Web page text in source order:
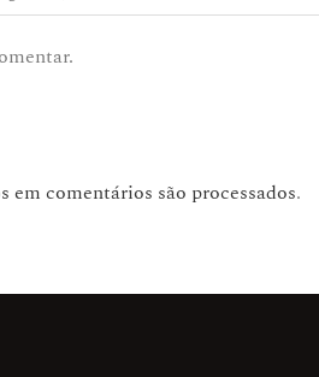
em comentários são processados.